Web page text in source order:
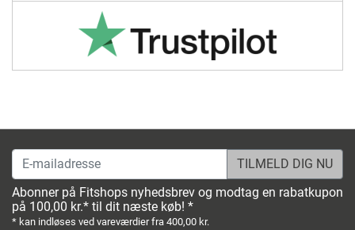
E-mailadresse
Abonner på Fitshops nyhedsbrev og modtag en rabatkupon
på 100,00 kr.* til dit næste køb! *
* kan indløses ved vareværdier fra 400,00 kr.